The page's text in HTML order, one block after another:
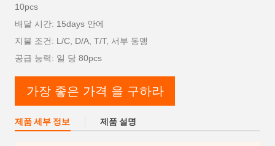
10pcs
배달 시간: 15days 안에
지불 조건: L/C, D/A, T/T, 서부 동맹
공급 능력: 일 당 80pcs
가장 좋은 가격 을 구하라
제품 세부 정보 제품 설명